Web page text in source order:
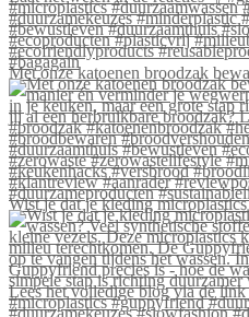
Met onze katoenen broodzak
Wist je dat je kleding